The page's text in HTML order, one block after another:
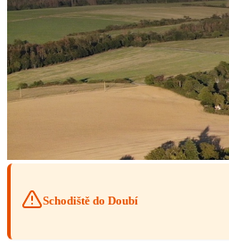
Schodiště do Doubí